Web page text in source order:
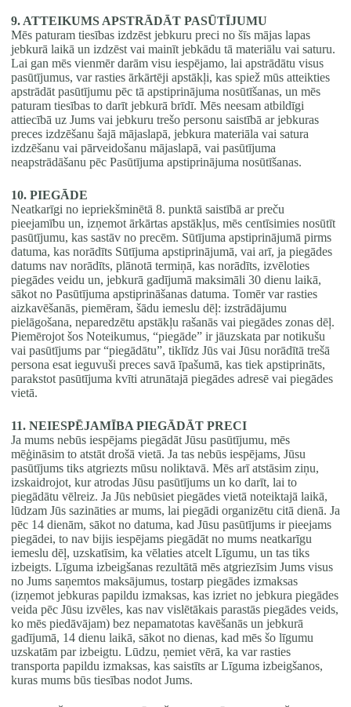
9. ATTEIKUMS APSTRĀDĀT PASŪTĪJUMU
Mēs paturam tiesības izdzēst jebkuru preci no šīs mājas lapas
jebkurā laikā un izdzēst vai mainīt jebkādu tā materiālu vai saturu.
Lai gan mēs vienmēr darām visu iespējamo, lai apstrādātu visus
pasūtījumus, var rasties ārkārtēji apstākļi, kas spiež mūs atteikties
apstrādāt pasūtījumu pēc tā apstiprinājuma nosūtīšanas, un mēs
paturam tiesības to darīt jebkurā brīdī. Mēs neesam atbildīgi
attiecībā uz Jums vai jebkuru trešo personu saistībā ar jebkuras
preces izdzēšanu šajā mājaslapā, jebkura materiāla vai satura
izdzēšanu vai pārveidošanu mājaslapā, vai pasūtījuma
neapstrādāšanu pēc Pasūtījuma apstiprinājuma nosūtīšanas.
10. PIEGĀDE
Neatkarīgi no iepriekšminētā 8. punktā saistībā ar preču
pieejamību un, izņemot ārkārtas apstākļus, mēs centīsimies nosūtīt
pasūtījumu, kas sastāv no precēm. Sūtījuma apstiprinājumā pirms
datuma, kas norādīts Sūtījuma apstiprinājumā, vai arī, ja piegādes
datums nav norādīts, plānotā termiņā, kas norādīts, izvēloties
piegādes veidu un, jebkurā gadījumā maksimāli 30 dienu laikā,
sākot no Pasūtījuma apstiprināšanas datuma. Tomēr var rasties
aizkavēšanās, piemēram, šādu iemeslu dēļ: izstrādājumu
pielāgošana, neparedzētu apstākļu rašanās vai piegādes zonas dēļ.
Piemērojot šos Noteikumus, “piegāde” ir jāuzskata par notikušu
vai pasūtījums par “piegādātu”, tiklīdz Jūs vai Jūsu norādītā trešā
persona esat ieguvuši preces savā īpašumā, kas tiek apstiprināts,
parakstot pasūtījuma kvīti atrunātajā piegādes adresē vai piegādes
vietā.
11. NEIESPĒJAMĪBA PIEGĀDĀT PRECI
Ja mums nebūs iespējams piegādāt Jūsu pasūtījumu, mēs
mēģināsim to atstāt drošā vietā. Ja tas nebūs iespējams, Jūsu
pasūtījums tiks atgriezts mūsu noliktavā. Mēs arī atstāsim ziņu,
izskaidrojot, kur atrodas Jūsu pasūtījums un ko darīt, lai to
piegādātu vēlreiz. Ja Jūs nebūsiet piegādes vietā noteiktajā laikā,
lūdzam Jūs sazināties ar mums, lai piegādi organizētu citā dienā. Ja
pēc 14 dienām, sākot no datuma, kad Jūsu pasūtījums ir pieejams
piegādei, to nav bijis iespējams piegādāt no mums neatkarīgu
iemeslu dēļ, uzskatīsim, ka vēlaties atcelt Līgumu, un tas tiks
izbeigts. Līguma izbeigšanas rezultātā mēs atgriezīsim Jums visus
no Jums saņemtos maksājumus, tostarp piegādes izmaksas
(izņemot jebkuras papildu izmaksas, kas izriet no jebkura piegādes
veida pēc Jūsu izvēles, kas nav vislētākais parastās piegādes veids,
ko mēs piedāvājam) bez nepamatotas kavēšanās un jebkurā
gadījumā, 14 dienu laikā, sākot no dienas, kad mēs šo līgumu
uzskatām par izbeigtu. Lūdzu, ņemiet vērā, ka var rasties
transporta papildu izmaksas, kas saistīts ar Līguma izbeigšanos,
kuras mums būs tiesības nodot Jums.